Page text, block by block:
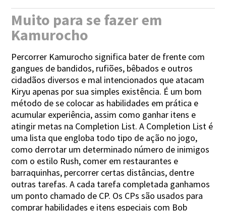
Muito para se fazer em
Kamurocho
Percorrer Kamurocho significa bater de frente com
gangues de bandidos, rufiões, bêbados e outros
cidadãos diversos e mal intencionados que atacam
Kiryu apenas por sua simples existência. É um bom
método de se colocar as habilidades em prática e
acumular experiência, assim como ganhar itens e
atingir metas na Completion List. A Completion List é
uma lista que engloba todo tipo de ação no jogo,
como derrotar um determinado número de inimigos
com o estilo Rush, comer em restaurantes e
barraquinhas, percorrer certas distâncias, dentre
outras tarefas. A cada tarefa completada ganhamos
um ponto chamado de CP. Os CPs são usados para
comprar habilidades e itens especiais com Bob